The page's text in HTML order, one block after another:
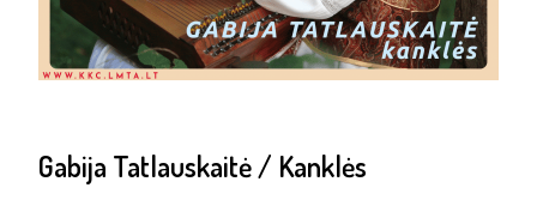
Gabija Tatlauskaitė / Kanklės